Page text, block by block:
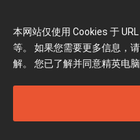
本网站仅使用 Cookies 于
等。 如果您需要更多信息，
解。 您已了解并同意精英电